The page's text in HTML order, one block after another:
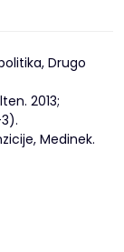
Drugo
2013;
Medinek.